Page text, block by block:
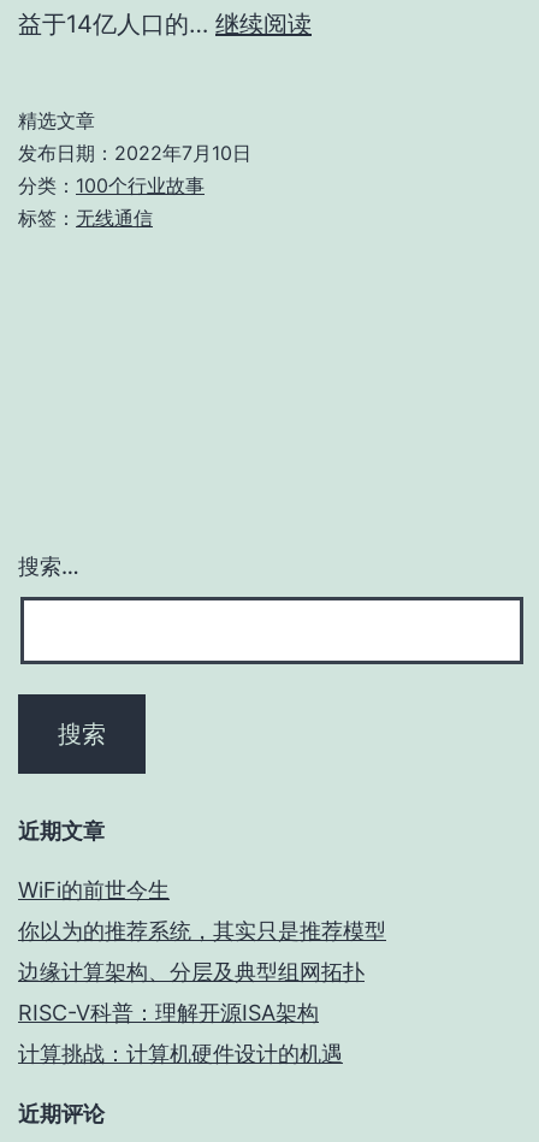
益于14亿人口的… 继续阅读
内
精选文章
发布日期： 2022年7月10日
分类： 100个行业故事
标签： 无线通信
搜索…
近期文章
WiFi的前世今生
你以为的推荐系统，其实只是推荐模型
边缘计算架构、分层及典型组网拓扑
RISC-V科普：理解开源ISA架构
计算挑战：计算机硬件设计的机遇
近期评论